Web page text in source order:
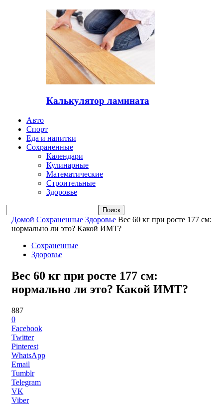
Калькулятор ламината
Авто
Спорт
Еда и напитки
Сохраненные
Календари
Кулинарные
Математические
Строительные
Здоровье
Домой Сохраненные Здоровье Вес 60 кг при росте 177 см:
нормально ли это? Какой ИМТ?
Сохраненные
Здоровье
Вес 60 кг при росте 177 см:
нормально ли это? Какой ИМТ?
887
0
Facebook
Twitter
Pinterest
WhatsApp
Email
Tumblr
Telegram
VK
Viber